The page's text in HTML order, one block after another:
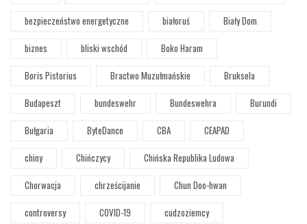
bezpieczeństwo energetyczne
białoruś
Biały Dom
biznes
bliski wschód
Boko Haram
Boris Pistorius
Bractwo Muzułmańskie
Bruksela
Budapeszt
bundeswehr Bundeswehra
Burundi
Bułgaria
ByteDance CBA
CEAPAD
chiny
Chińczycy
Chińska Republika Ludowa
Chorwacja
chrześcijanie
Chun Doo-hwan
controversy
COVID-19
cudzoziemcy